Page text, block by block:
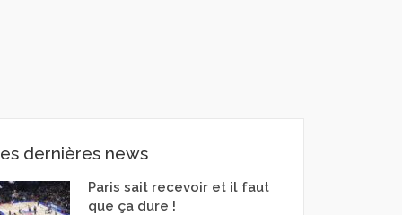
dernières news
Paris sait recevoir et il faut
que ça dure !